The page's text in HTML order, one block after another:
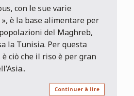
con le sue varie
è la base alimentare per
del Maghreb,
la Tunisia. Per questa
ciò che il riso è per gran
Continuer à lire